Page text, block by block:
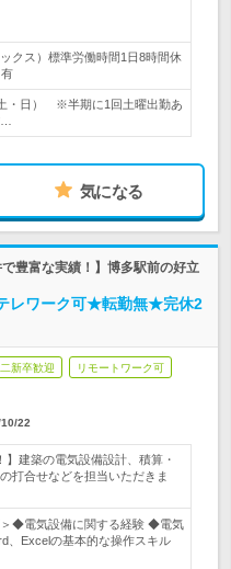
クス）標準労働時間1日8時間休
・日） ※半期に1回土曜出勤あ
気になる
豊富な実績！】博多駅前の好立
レワーク可★転勤無★完休2
新卒歓迎 リモートワーク可
22
】建築の電気設備設計、積算・
打合せなどを担当いただきま
＞◆電気設備に関する経験 ◆電気
、Excelの基本的な操作スキル